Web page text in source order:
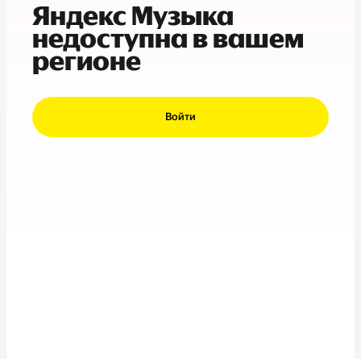
Яндекс Музыка
недоступна в вашем
регионе
Войти